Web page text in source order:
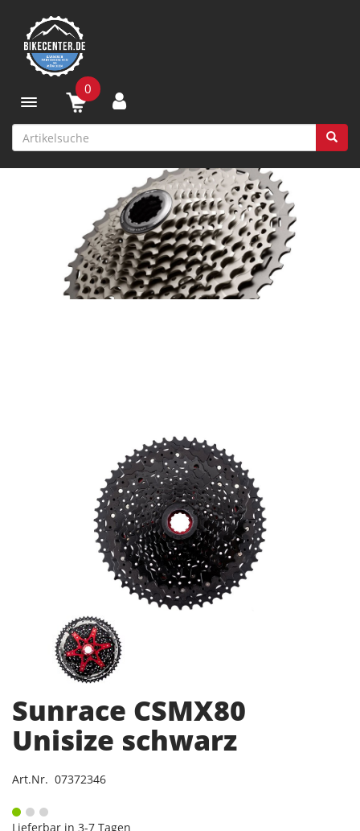
Toggle navigation
0
Sunrace CSMX80
Unisize schwarz
Art.Nr. 07372346
Lieferbar in 3-7 Tagen